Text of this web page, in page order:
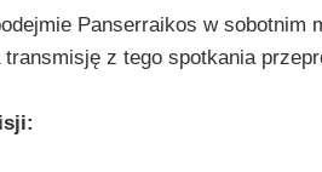
Panserraikos w sobotnim
z tego spotkania